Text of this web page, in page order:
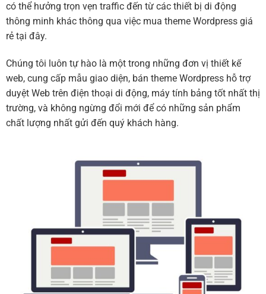
có thể hưởng trọn vẹn traffic đến từ các thiết bị di động
thông minh khác thông qua việc mua theme Wordpress giá
rẻ tại đây.
Chúng tôi luôn tự hào là một trong những đơn vị thiết kế
web, cung cấp mẫu giao diện, bán theme Wordpress hỗ trợ
duyệt Web trên điện thoại di động, máy tính bảng tốt nhất thị
trường, và không ngừng đổi mới để có những sản phẩm
chất lượng nhất gửi đến quý khách hàng.